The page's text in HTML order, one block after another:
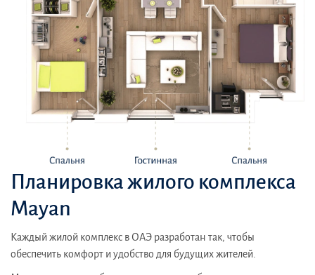
Планировка жилого комплекса
Mayan
Каждый жилой комплекс в ОАЭ разработан так, чтобы
обеспечить комфорт и удобство для будущих жителей.